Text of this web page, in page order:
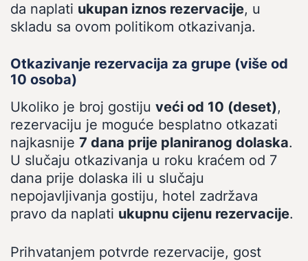
da naplati ukupan iznos rezervacije, u
skladu sa ovom politikom otkazivanja.
Otkazivanje rezervacija za grupe (više od
10 osoba)
Ukoliko je broj gostiju veći od 10 (deset),
rezervaciju je moguće besplatno otkazati
najkasnije 7 dana prije planiranog dolaska.
U slučaju otkazivanja u roku kraćem od 7
dana prije dolaska ili u slučaju
nepojavljivanja gostiju, hotel zadržava
pravo da naplati ukupnu cijenu rezervacije.
Prihvatanjem potvrde rezervacije, gost